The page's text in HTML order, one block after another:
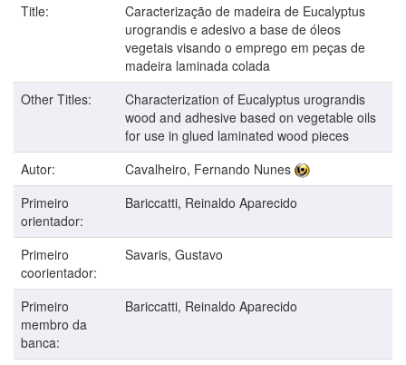
Title:
Caracterização de madeira de Eucalyptus
urograndis e adesivo a base de óleos
vegetais visando o emprego em peças de
madeira laminada colada
Other Titles:
Characterization of Eucalyptus urograndis
wood and adhesive based on vegetable oils
for use in glued laminated wood pieces
Autor:
Cavalheiro, Fernando Nunes
Primeiro
orientador:
Bariccatti, Reinaldo Aparecido
Primeiro
coorientador:
Savaris, Gustavo
Primeiro
membro da
banca:
Bariccatti, Reinaldo Aparecido